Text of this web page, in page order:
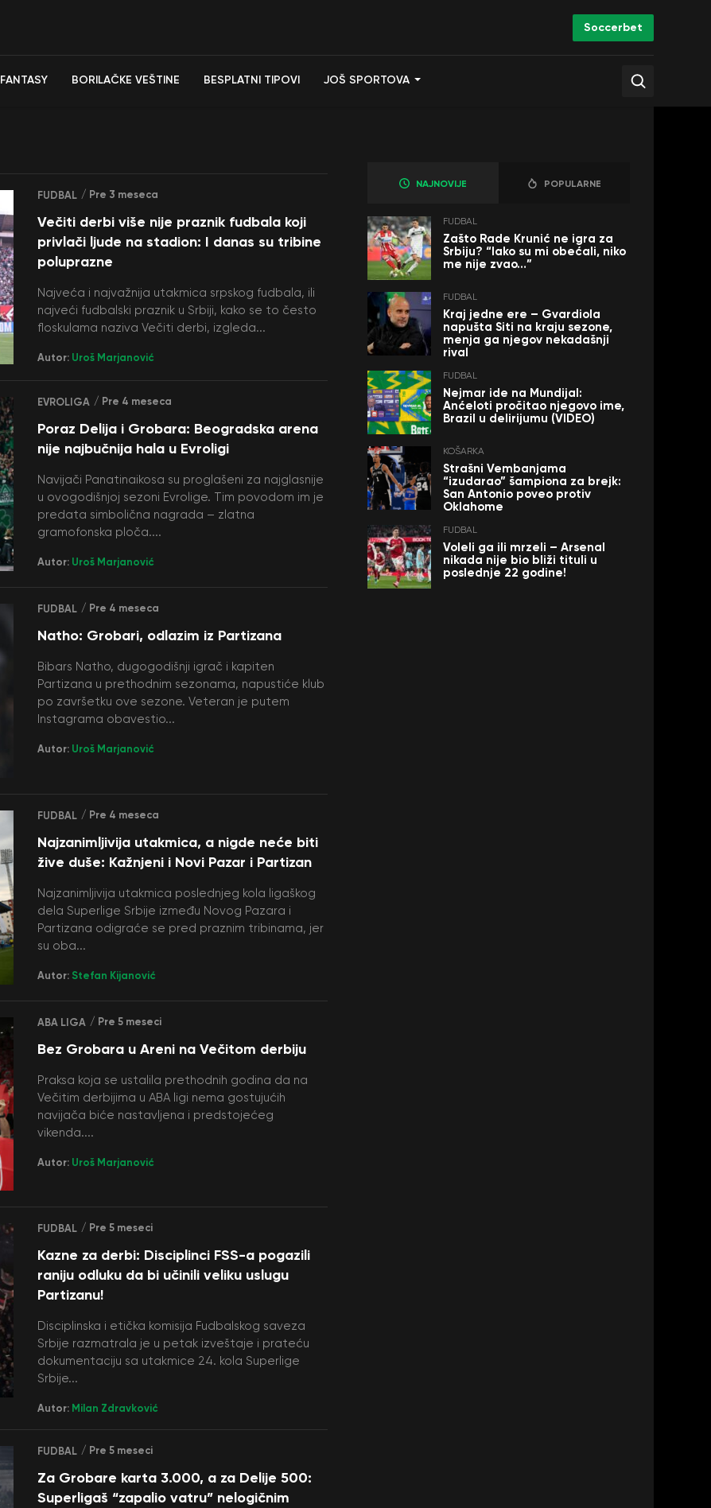
Soccerbet
FANTASY BORILAČKE VEŠTINE BESPLATNI TIPOVI JOŠ SPORTOVA
FUDBAL / Pre 3 meseca
Večiti derbi više nije praznik fudbala koji
privlači ljude na stadion: I danas su tribine
poluprazne
Najveća i najvažnija utakmica srpskog fudbala, ili
najveći fudbalski praznik u Srbiji, kako se to često
floskulama naziva Večiti derbi, izgleda...
Autor: Uroš Marjanović
EVROLIGA / Pre 4 meseca
Poraz Delija i Grobara: Beogradska arena
nije najbučnija hala u Evroligi
Navijači Panatinaikosa su proglašeni za najglasnije
u ovogodišnjoj sezoni Evrolige. Tim povodom im je
predata simbolična nagrada – zlatna
gramofonska ploča....
Autor: Uroš Marjanović
FUDBAL / Pre 4 meseca
Natho: Grobari, odlazim iz Partizana
Bibars Natho, dugogodišnji igrač i kapiten
Partizana u prethodnim sezonama, napustiće klub
po završetku ove sezone. Veteran je putem
Instagrama obavestio...
Autor: Uroš Marjanović
FUDBAL / Pre 4 meseca
Najzanimljivija utakmica, a nigde neće biti
žive duše: Kažnjeni i Novi Pazar i Partizan
Najzanimljivija utakmica poslednjeg kola ligaškog
dela Superlige Srbije između Novog Pazara i
Partizana odigraće se pred praznim tribinama, jer
su oba...
Autor: Stefan Kijanović
ABA LIGA / Pre 5 meseci
Bez Grobara u Areni na Večitom derbiju
Praksa koja se ustalila prethodnih godina da na
Večitim derbijima u ABA ligi nema gostujućih
navijača biće nastavljena i predstojećeg
vikenda....
Autor: Uroš Marjanović
FUDBAL / Pre 5 meseci
Kazne za derbi: Disciplinci FSS-a pogazili
raniju odluku da bi učinili veliku uslugu
Partizanu!
Disciplinska i etička komisija Fudbalskog saveza
Srbije razmatrala je u petak izveštaje i prateću
dokumentaciju sa utakmice 24. kola Superlige
Srbije...
Autor: Milan Zdravković
FUDBAL / Pre 5 meseci
Za Grobare karta 3.000, a za Delije 500:
Superligaš “zapalio vatru” nelogičnim
NAJNOVIJE POPULARNE
FUDBAL
Zašto Rade Krunić ne igra za
Srbiju? “Iako su mi obećali, niko
me nije zvao…”
FUDBAL
Kraj jedne ere – Gvardiola
napušta Siti na kraju sezone,
menja ga njegov nekadašnji
rival
FUDBAL
Nejmar ide na Mundijal:
Anćeloti pročitao njegovo ime,
Brazil u delirijumu (VIDEO)
KOŠARKA
Strašni Vembanjama
“izudarao” šampiona za brejk:
San Antonio poveo protiv
Oklahome
FUDBAL
Voleli ga ili mrzeli – Arsenal
nikada nije bio bliži tituli u
poslednje 22 godine!